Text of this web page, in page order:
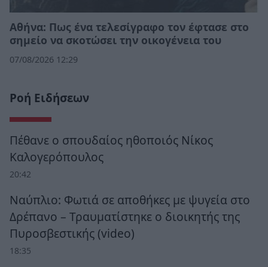
Αθήνα: Πως ένα τελεσίγραφο τον έφτασε στο
σημείο να σκοτώσει την οικογένεια του
07/08/2026 12:29
Ροή Ειδήσεων
Πέθανε ο σπουδαίος ηθοποιός Νίκος
Καλογερόπουλος
20:42
Ναύπλιο: Φωτιά σε αποθήκες με ψυγεία στο
Δρέπανο – Τραυματίστηκε ο διοικητής της
Πυροσβεστικής (video)
18:35